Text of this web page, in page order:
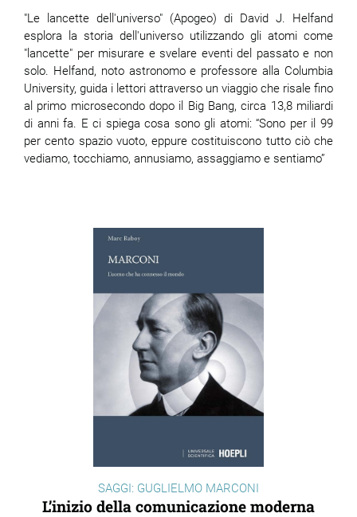
"Le lancette dell'universo" (Apogeo) di David J. Helfand
esplora la storia dell'universo utilizzando gli atomi come
"lancette" per misurare e svelare eventi del passato e non
solo. Helfand, noto astronomo e professore alla Columbia
University, guida i lettori attraverso un viaggio che risale fino
al primo microsecondo dopo il Big Bang, circa 13,8 miliardi
di anni fa. E ci spiega cosa sono gli atomi: “Sono per il 99
per cento spazio vuoto, eppure costituiscono tutto ciò che
vediamo, tocchiamo, annusiamo, assaggiamo e sentiamo”
SAGGI: GUGLIELMO MARCONI
L’inizio della comunicazione moderna